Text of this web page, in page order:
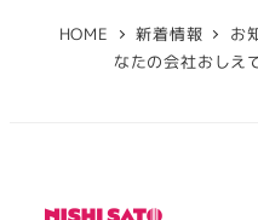
HOME 新着情報 お
なたの会社おしえ